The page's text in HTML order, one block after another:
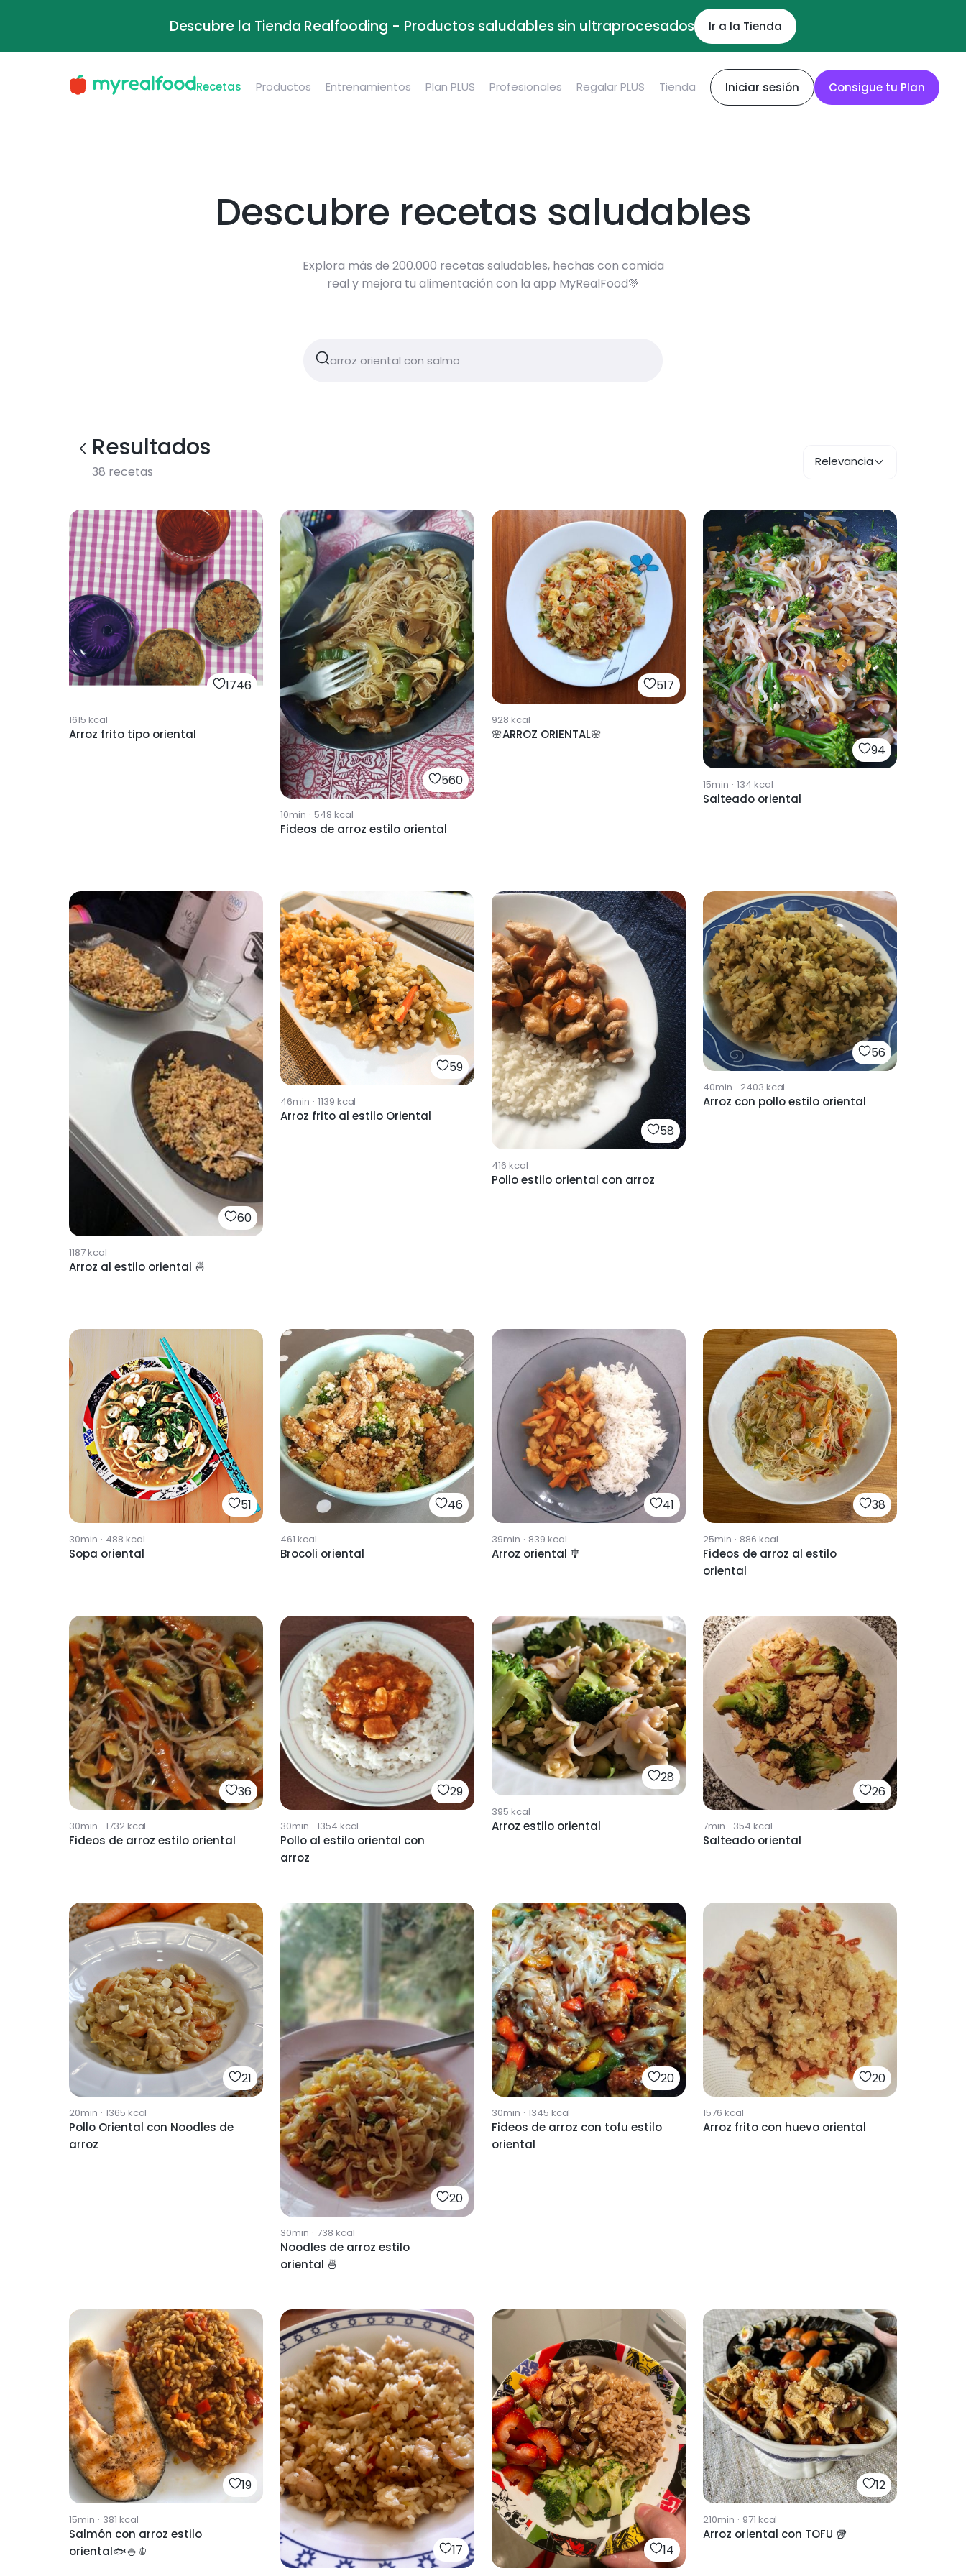
Descubre la Tienda Realfooding - Productos saludables sin ultraprocesados Ir a la Tienda
Recetas Productos Entrenamientos Plan PLUS Profesionales Regalar PLUS Tienda Iniciar sesión Consigue tu Plan
Descubre recetas saludables
Explora más de 200.000 recetas saludables, hechas con comida
real y mejora tu alimentación con la app MyRealFood💚
Resultados
38 recetas
Relevancia
1746
1615 kcal
Arroz frito tipo oriental
560
10min · 548 kcal
Fideos de arroz estilo oriental
517
928 kcal
🌸ARROZ ORIENTAL🌸
94
15min · 134 kcal
Salteado oriental
60
1187kcal
Arroz al estilo oriental 🍜
59
46min · 1139 kcal
Arroz frito al estilo Oriental
58
416 kcal
Pollo estilo oriental con arroz
56
40min · 2403 kcal
Arroz con pollo estilo oriental
51
30min · 488 kcal
Sopa oriental
46
461 kcal
Brocoli oriental
41
39min · 839 kcal
Arroz oriental 🎐
38
25min · 886 kcal
Fideos de arroz al estilo
oriental
36
30min · 1732kcal
Fideos de arroz estilo oriental
29
30min · 1354 kcal
Pollo al estilo oriental con
arroz
28
395 kcal
Arroz estilo oriental
26
7min · 354 kcal
Salteado oriental
21
20min · 1365 kcal
Pollo Oriental con Noodles de
arroz
20
30min · 738 kcal
Noodles de arroz estilo
oriental 🍜
20
30min · 1345 kcal
Fideos de arroz con tofu estilo
oriental
20
1576 kcal
Arroz frito con huevo oriental
19
15min · 381 kcal
Salmón con arroz estilo
oriental🐟🍚🫑
17 14
12
210min · 971 kcal
Arroz oriental con TOFU 🥡